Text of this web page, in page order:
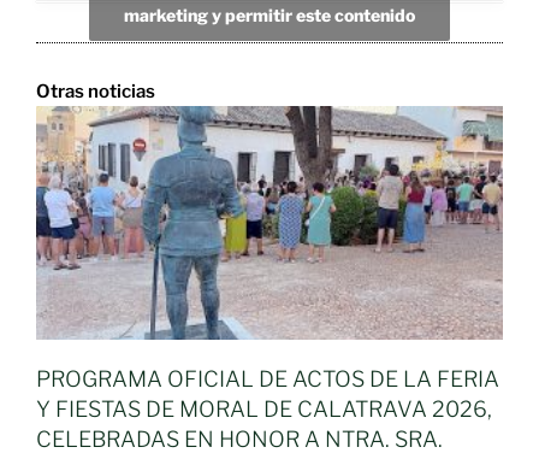
marketing y permitir este contenido
Otras noticias
PROGRAMA OFICIAL DE ACTOS DE LA FERIA
Y FIESTAS DE MORAL DE CALATRAVA 2026,
CELEBRADAS EN HONOR A NTRA. SRA.